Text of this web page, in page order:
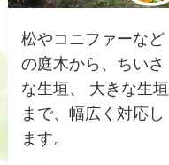
松やコニファーなど
の庭木から、ちいさ
な生垣、 大きな生垣
まで、幅広く対応し
ます。